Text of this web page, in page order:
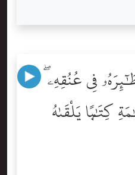
فِى عُنُقِهِۦ
كِتَٰبًۭا يَلْقَىٰهُ